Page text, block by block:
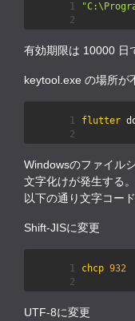
有効期限は 10000 日
keytool.exe の場所が
flutter
Windowsのファイル
文字化けが発生する。
以下の通り文字コー
Shift-JISに変更
chcp 932
UTF-8に変更